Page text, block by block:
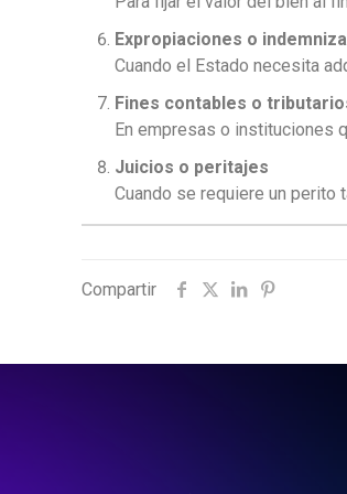
Expropiaciones o
Cuando el Estado necesita
Fines contables o
En empresas o instituciones
Juicios o peritajes
Cuando se requiere un perito
Compartir